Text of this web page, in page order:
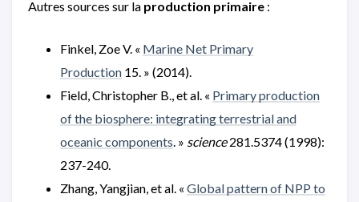
Autres sources sur la production primaire :
Finkel, Zoe V. « Marine Net Primary
Production 15. » (2014).
Field, Christopher B., et al. « Primary production
of the biosphere: integrating terrestrial and
oceanic components . » science281.5374 (1998):
237-240.
Zhang, Yangjian, et al. « Global pattern of NPP to